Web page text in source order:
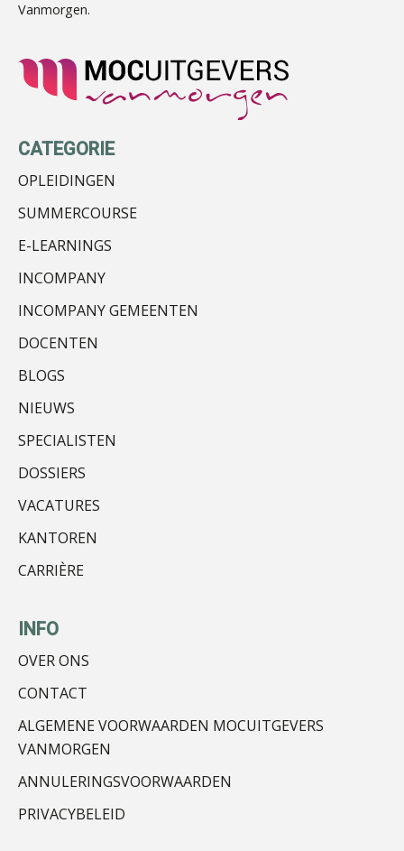
Chris Dijkstra
Vanmorgen.
CATEGORIE
OPLEIDINGEN
SUMMERCOURSE
E-LEARNINGS
INCOMPANY
INCOMPANY GEMEENTEN
DOCENTEN
BLOGS
NIEUWS
SPECIALISTEN
DOSSIERS
VACATURES
KANTOREN
CARRIÈRE
INFO
OVER ONS
CONTACT
ALGEMENE VOORWAARDEN MOCUITGEVERS
VANMORGEN
ANNULERINGSVOORWAARDEN
PRIVACYBELEID